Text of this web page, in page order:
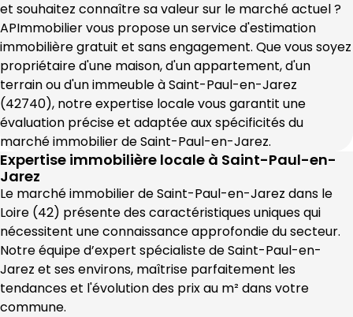
APImmobilier vous propose un service d'estimation
immobilière gratuit et sans engagement. Que vous soyez
propriétaire d'une maison, d'un appartement, d'un
terrain ou d'un immeuble à Saint-Paul-en-Jarez
(42740), notre expertise locale vous garantit une
évaluation précise et adaptée aux spécificités du
marché immobilier de Saint-Paul-en-Jarez.
Expertise immobilière locale à Saint-Paul-en-
Jarez
Le marché immobilier de Saint-Paul-en-Jarez
Loire (42) présente des caractéristiques uniques qui
nécessitent une connaissance approfondie du secteur.
Notre équipe d’expert spécialiste de Saint-Paul-en-
Jarez et ses environs, maîtrise parfaitement les
tendances et l'évolution des prix au m² dans votre
commune.